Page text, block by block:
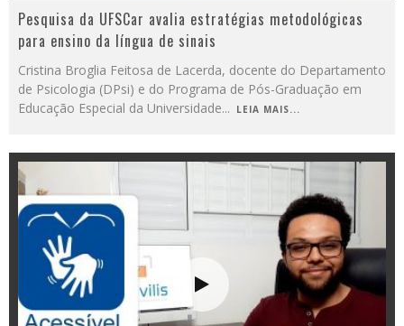
Pesquisa da UFSCar avalia estratégias metodológicas
para ensino da língua de sinais
Cristina Broglia Feitosa de Lacerda, docente do Departamento
de Psicologia (DPsi) e do Programa de Pós-Graduação em
Educação Especial da Universidade... LEIA MAIS...